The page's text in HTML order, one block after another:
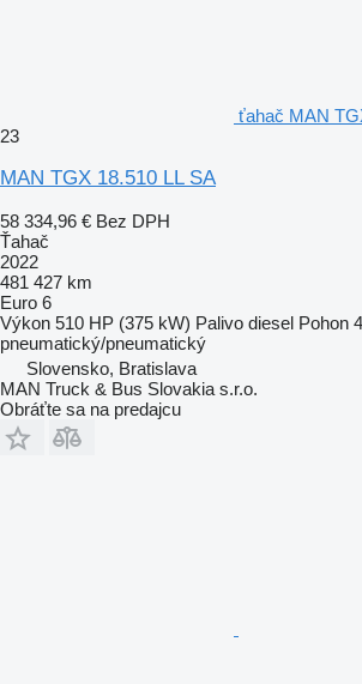
ťahač MAN
23
MAN TGX 18.510 LL SA
58 334,96 € Bez DPH
Ťahač
2022
481 427 km
Euro 6
Výkon 510 HP (375 kW) Palivo diesel Pohon
pneumatický/pneumatický
Slovensko, Bratislava
MAN Truck & Bus Slovakia s.r.o.
Obráťte sa na predajcu